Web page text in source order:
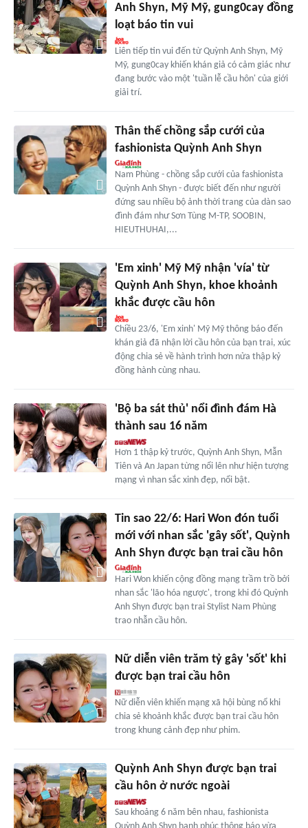
Anh Shyn, Mỹ Mỹ, gung0cay đồng
loạt báo tin vui
Liên tiếp tin vui đến từ Quỳnh Anh Shyn, Mỹ
Mỹ, gung0cay khiến khán giả có cảm giác như
đang bước vào một 'tuần lễ cầu hôn' của giới
giải trí.
Thân thế chồng sắp cưới của
fashionista Quỳnh Anh Shyn
Nam Phùng - chồng sắp cưới của fashionista
Quỳnh Anh Shyn - được biết đến như người
đứng sau nhiều bộ ảnh thời trang của dàn sao
đình đám như Sơn Tùng M-TP, SOOBIN,
HIEUTHUHAI,...
'Em xinh' Mỹ Mỹ nhận 'vía' từ
Quỳnh Anh Shyn, khoe khoảnh
khắc được cầu hôn
Chiều 23/6, 'Em xinh' Mỹ Mỹ thông báo đến
khán giả đã nhận lời cầu hôn của bạn trai, xúc
động chia sẻ về hành trình hơn nửa thập kỷ
đồng hành cùng nhau.
'Bộ ba sát thủ' nổi đình đám Hà
thành sau 16 năm
Hơn 1 thập kỷ trước, Quỳnh Anh Shyn, Mẫn
Tiên và An Japan từng nổi lên như hiện tượng
mạng vì nhan sắc xinh đẹp, nổi bật.
Tin sao 22/6: Hari Won đón tuổi
mới với nhan sắc 'gây sốt', Quỳnh
Anh Shyn được bạn trai cầu hôn
Hari Won khiến cộng đồng mạng trầm trồ bởi
nhan sắc 'lão hóa ngược', trong khi đó Quỳnh
Anh Shyn được bạn trai Stylist Nam Phùng
trao nhẫn cầu hôn.
Nữ diễn viên trăm tỷ gây 'sốt' khi
được bạn trai cầu hôn
Nữ diễn viên khiến mạng xã hội bùng nổ khi
chia sẻ khoảnh khắc được bạn trai cầu hôn
trong khung cảnh đẹp như phim.
Quỳnh Anh Shyn được bạn trai
cầu hôn ở nước ngoài
Sau khoảng 6 năm bên nhau, fashionista
Quỳnh Anh Shyn hạnh phúc thông báo vừa